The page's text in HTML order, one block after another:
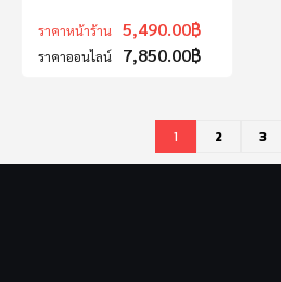
ราคาหน้าร้าน 5,490.00฿
ราคาออนไลน์ 7,850.00฿
1 2 3